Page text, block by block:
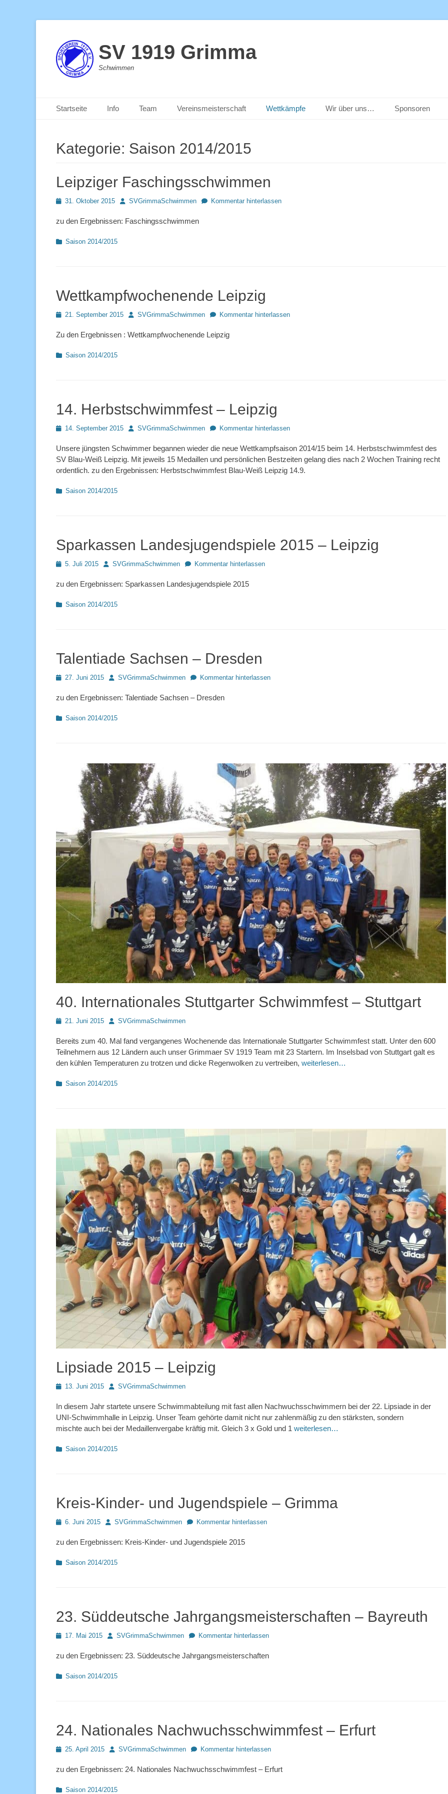
SV 1919 Grimma
Schwimmen
Primäres Menü
Inhalt
Startseite Info Team Vereinsmeisterschaft Wettkämpfe Wir über uns… Sponsoren
Kategorie: Saison 2014/2015
Leipziger Faschingsschwimmen
Posted31. Oktober 2015 AutorSVGrimmaSchwimmen Kommentar hinterlassen
zu den Ergebnissen: Faschingsschwimmen
Kategorien
Saison 2014/2015
Wettkampfwochenende Leipzig
Posted21. September 2015 AutorSVGrimmaSchwimmen Kommentar hinterlassen
Zu den Ergebnissen : Wettkampfwochenende Leipzig
Kategorien
Saison 2014/2015
14. Herbstschwimmfest – Leipzig
Posted14. September 2015 AutorSVGrimmaSchwimmen Kommentar hinterlassen
Unsere jüngsten Schwimmer begannen wieder die neue Wettkampfsaison 2014/15 beim 14. Herbstschwimmfest des
SV Blau-Weiß Leipzig. Mit jeweils 15 Medaillen und persönlichen Bestzeiten gelang dies nach 2 Wochen Training recht
ordentlich. zu den Ergebnissen: Herbstschwimmfest Blau-Weiß Leipzig 14.9.
Kategorien
Saison 2014/2015
Sparkassen Landesjugendspiele 2015 – Leipzig
Posted5. Juli 2015 AutorSVGrimmaSchwimmen Kommentar hinterlassen
zu den Ergebnissen: Sparkassen Landesjugendspiele 2015
Kategorien
Saison 2014/2015
Talentiade Sachsen – Dresden
Posted27. Juni 2015 AutorSVGrimmaSchwimmen Kommentar hinterlassen
zu den Ergebnissen: Talentiade Sachsen – Dresden
Kategorien
Saison 2014/2015
40. Internationales Stuttgarter Schwimmfest – Stuttgart
Posted21. Juni 2015 AutorSVGrimmaSchwimmen
Bereits zum 40. Mal fand vergangenes Wochenende das Internationale Stuttgarter Schwimmfest statt. Unter den 600
Teilnehmern aus 12 Ländern auch unser Grimmaer SV 1919 Team mit 23 Startern. Im Inselsbad von Stuttgart galt es
den kühlen Temperaturen zu trotzen und dicke Regenwolken zu vertreiben, weiterlesen…
Kategorien
Saison 2014/2015
Lipsiade 2015 – Leipzig
Posted13. Juni 2015 AutorSVGrimmaSchwimmen
In diesem Jahr startete unsere Schwimmabteilung mit fast allen Nachwuchsschwimmern bei der 22. Lipsiade in der
UNI-Schwimmhalle in Leipzig. Unser Team gehörte damit nicht nur zahlenmäßig zu den stärksten, sondern
mischte auch bei der Medaillenvergabe kräftig mit. Gleich 3 x Gold und 1 weiterlesen…
Kategorien
Saison 2014/2015
Kreis-Kinder- und Jugendspiele – Grimma
Posted6. Juni 2015 AutorSVGrimmaSchwimmen Kommentar hinterlassen
zu den Ergebnissen: Kreis-Kinder- und Jugendspiele 2015
Kategorien
Saison 2014/2015
23. Süddeutsche Jahrgangsmeisterschaften – Bayreuth
Posted17. Mai 2015 AutorSVGrimmaSchwimmen Kommentar hinterlassen
zu den Ergebnissen: 23. Süddeutsche Jahrgangsmeisterschaften
Kategorien
Saison 2014/2015
24. Nationales Nachwuchsschwimmfest – Erfurt
Posted25. April 2015 AutorSVGrimmaSchwimmen Kommentar hinterlassen
zu den Ergebnissen: 24. Nationales Nachwuchsschwimmfest – Erfurt
Kategorien
Saison 2014/2015